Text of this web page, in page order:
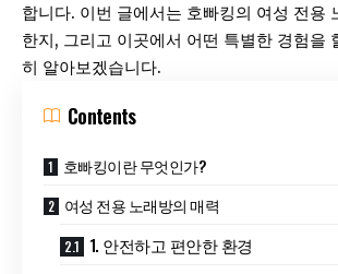
합니다. 이번 글에서는 호빠킹의 여성 전용
한지, 그리고 이곳에서 어떤 특별한 경험을
히 알아보겠습니다.
Contents
호빠킹이란 무엇인가?
여성 전용 노래방의 매력
1. 안전하고 편안한 환경